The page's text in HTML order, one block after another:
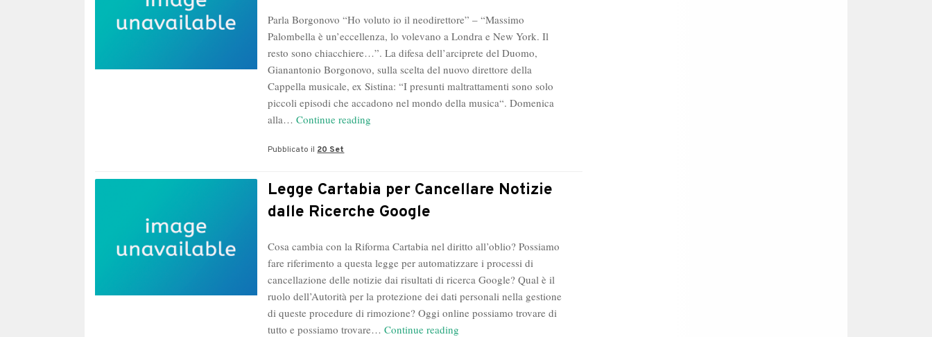
Maria
Parla Borgonovo “Ho voluto io il neodirettore” – “Massimo
Palombella è un’eccellenza, lo volevano a Londra e New York. Il
resto sono chiacchiere…”. La difesa dell’arciprete del Duomo,
Gianantonio Borgonovo, sulla scelta del nuovo direttore della
Cappella musicale, ex Sistina: “I presunti maltrattamenti sono solo
piccoli episodi che accadono nel mondo della musica“. Domenica
alla…Continue reading
Milano:
“lo
volevano
Londra
e
a
New
York”
Pubblicato il 20 Set
Legge Cartabia per Cancellare Notizie
dalle Ricerche Google
Cosa cambia con la Riforma Cartabia nel diritto all’oblio? Possiamo
fare riferimento a questa legge per automatizzare i processi di
cancellazione delle notizie dai risultati di ricerca Google? Qual è il
ruolo dell’Autorità per la protezione dei dati personali nella gestione
di queste procedure di rimozione? Oggi online possiamo trovare di
tutto e possiamo trovare…Continue reading